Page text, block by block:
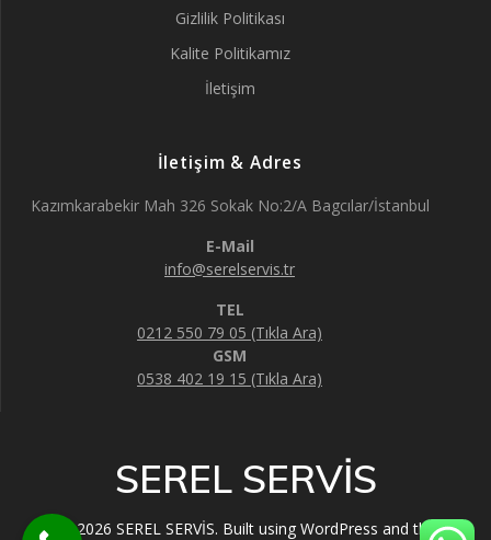
Gizlilik Politikası
Kalite Politikamız
İletişim
İletişim & Adres
Kazımkarabekir Mah 326 Sokak No:2/A Bagcılar/İstanbul
E-Mail
info@serelservis.tr
TEL
0212 550 79 05 (Tıkla Ara)
GSM
0538 402 19 15 (Tıkla Ara)
SEREL SERVİS
© 2026 SEREL SERVİS. Built using WordPress and the